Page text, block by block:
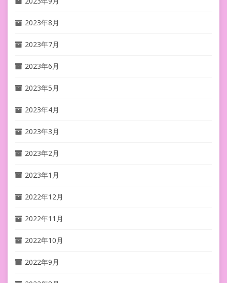
2023年8月
2023年7月
2023年6月
2023年5月
2023年4月
2023年3月
2023年2月
2023年1月
2022年12月
2022年11月
2022年10月
2022年9月